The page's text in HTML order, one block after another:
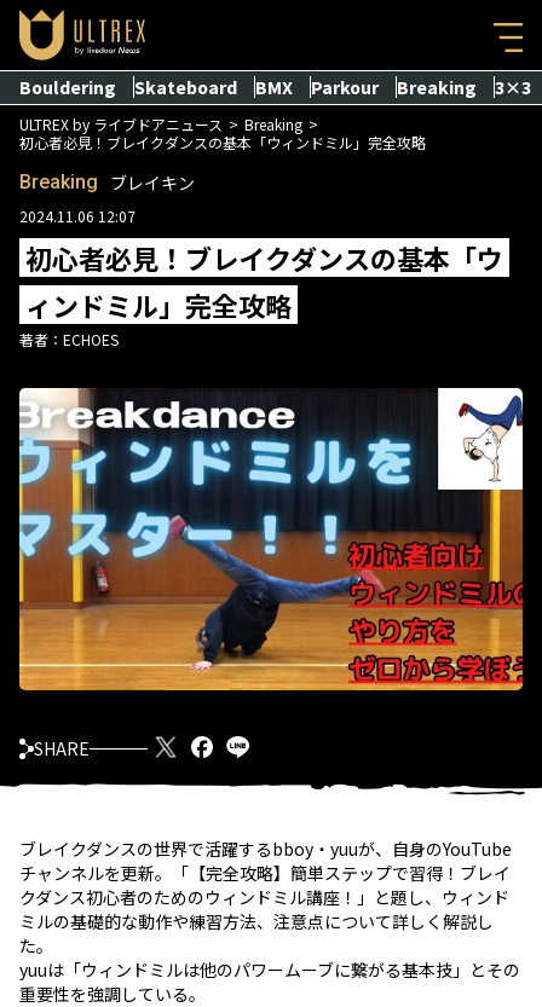
Bouldering Skateboard BMX Parkour Breaking 3×3
ULTREX by ライブドアニュース
Breaking
初心者必見！ブレイクダンスの基本「ウィンドミル」完全攻略
Breaking ブレイキン
2024.11.06 12:07
初心者必見！ブレイクダンスの基本「ウ
ィンドミル」完全攻略
著者： ECHOES
SHARE
ブレイクダンスの世界で活躍するbboy・yuuが、自身のYouTube
チャンネルを更新。「【完全攻略】簡単ステップで習得！ブレイ
クダンス初心者のためのウィンドミル講座！」と題し、ウィンド
ミルの基礎的な動作や練習方法、注意点について詳しく解説し
た。
yuuは「ウィンドミルは他のパワームーブに繋がる基本技」とその
重要性を強調している。